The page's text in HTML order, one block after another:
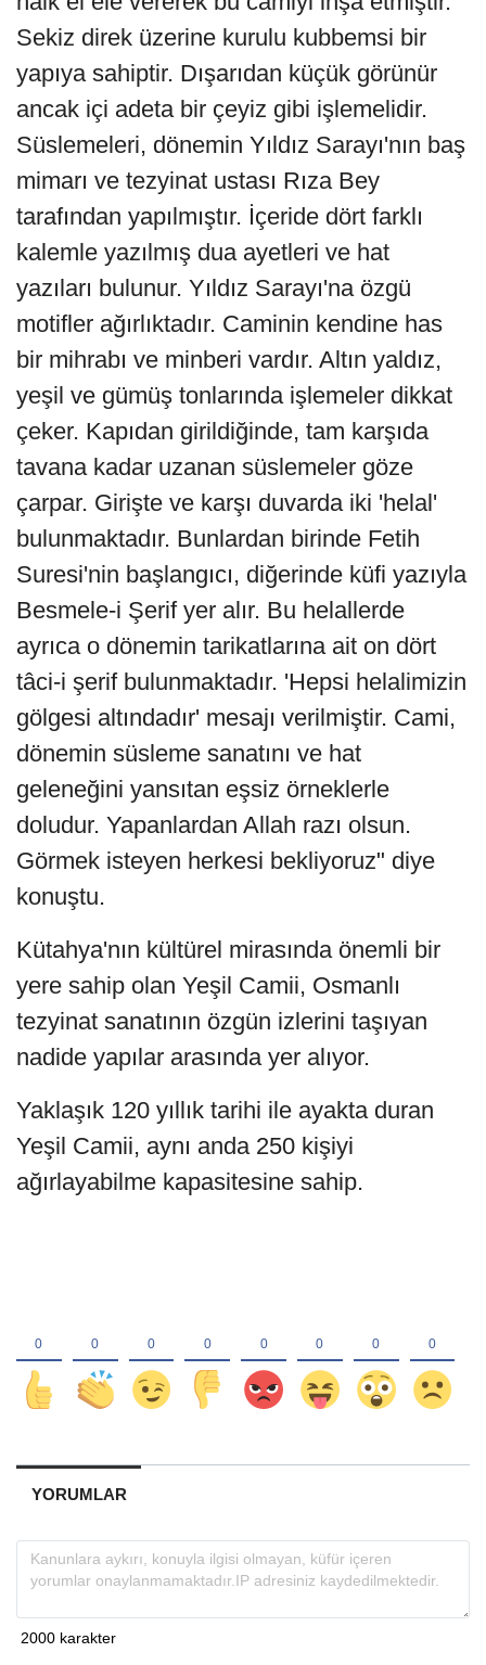
Sekiz direk üzerine kurulu kubbemsi bir
yapıya sahiptir. Dışarıdan küçük görünür
ancak içi adeta bir çeyiz gibi işlemelidir.
Süslemeleri, dönemin Yıldız Sarayı'nın baş
mimarı ve tezyinat ustası Rıza Bey
tarafından yapılmıştır. İçeride dört farklı
kalemle yazılmış dua ayetleri ve hat
yazıları bulunur. Yıldız Sarayı'na özgü
motifler ağırlıktadır. Caminin kendine has
bir mihrabı ve minberi vardır. Altın yaldız,
yeşil ve gümüş tonlarında işlemeler dikkat
çeker. Kapıdan girildiğinde, tam karşıda
tavana kadar uzanan süslemeler göze
çarpar. Girişte ve karşı duvarda iki 'helal'
bulunmaktadır. Bunlardan birinde Fetih
Suresi'nin başlangıcı, diğerinde küfi yazıyla
Besmele-i Şerif yer alır. Bu helallerde
ayrıca o dönemin tarikatlarına ait on dört
tâci-i şerif bulunmaktadır. 'Hepsi helalimizin
gölgesi altındadır' mesajı verilmiştir. Cami,
dönemin süsleme sanatını ve hat
geleneğini yansıtan eşsiz örneklerle
doludur. Yapanlardan Allah razı olsun.
Görmek isteyen herkesi bekliyoruz" diye
konuştu.
Kütahya'nın kültürel mirasında önemli bir
yere sahip olan Yeşil Camii, Osmanlı
tezyinat sanatının özgün izlerini taşıyan
nadide yapılar arasında yer alıyor.
Yaklaşık 120 yıllık tarihi ile ayakta duran
Yeşil Camii, aynı anda 250 kişiyi
ağırlayabilme kapasitesine sahip.
YORUMLAR